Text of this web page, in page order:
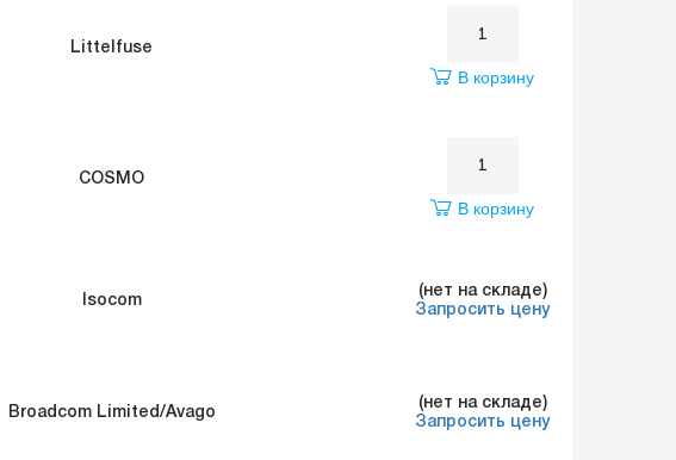
Littelfuse
В корзину
COSMO
В корзину
Isocom
(нет на складе)
Запросить цену
Broadcom Limited/Avago
(нет на складе)
Запросить цену